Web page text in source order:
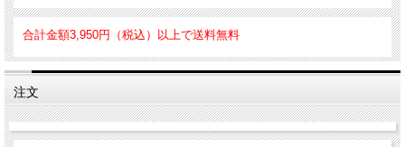
合計金額3,950円（税込）以上で送料無料
注文